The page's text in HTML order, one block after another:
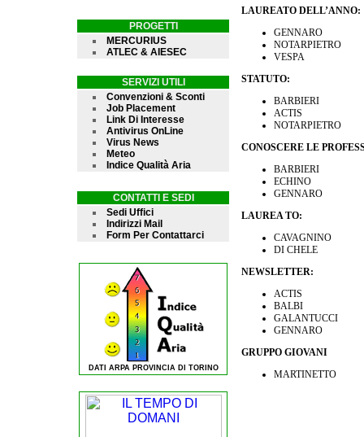
PROGETTI
MERCURIUS
ATLEC & AIESEC
SERVIZI UTILI
Convenzioni & Sconti
Job Placement
Link Di Interesse
Antivirus OnLine
Virus News
Meteo
Indice Qualità Aria
CONTATTI E SEDI
Sedi Uffici
Indirizzi Mail
Form Per Contattarci
DATI ARPA PROVINCIA DI TORINO
LAUREATO DELL’ANNO:
GENNARO
NOTARPIETRO
VESPA
STATUTO:
BARBIERI
ACTIS
NOTARPIETRO
CONOSCERE LE
BARBIERI
ECHINO
GENNARO
LAUREA TO:
CAVAGNINO
DI CHELE
NEWSLETTER:
ACTIS
BALBI
GALANTUCCI
GENNARO
GRUPPO GIOVANI
MARTINETTO